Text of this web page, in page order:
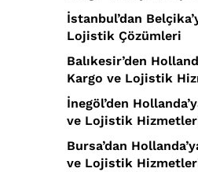
İstanbul’dan
Lojistik Çözümleri
Balıkesir’den
Kargo ve Lojistik
İnegöl’den
ve Lojistik
Bursa’dan
ve Lojistik